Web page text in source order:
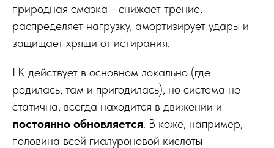
природная смазка - снижает трение,
распределяет нагрузку, амортизирует удары и
защищает хрящи от истирания.
ГК действует в основном локально (где
родилась, там и пригодилась), но система не
статична, всегда находится в движении и
постоянно обновляется. В коже, например,
половина всей гиалуроновой кислоты